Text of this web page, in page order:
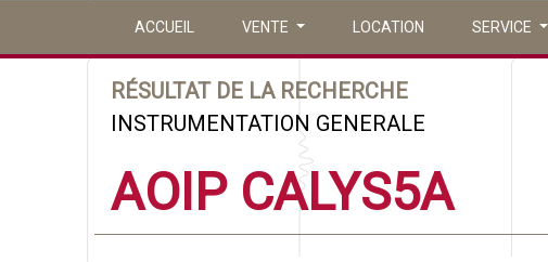
ACCUEIL VENTE LOCATION SERVICE
RÉSULTAT DE LA RECHERCHE
INSTRUMENTATION GENERALE
AOIP CALYS5A